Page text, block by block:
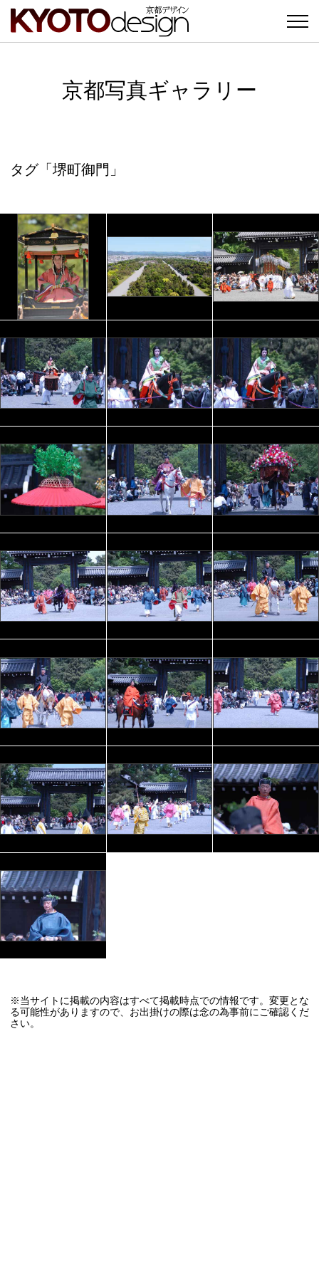
京都写真ギャラリー
タグ「堺町御門」
※当サイトに掲載の内容はすべて掲載時点での情報です。変更とな
る可能性がありますので、お出掛けの際は念の為事前にご確認くだ
さい。